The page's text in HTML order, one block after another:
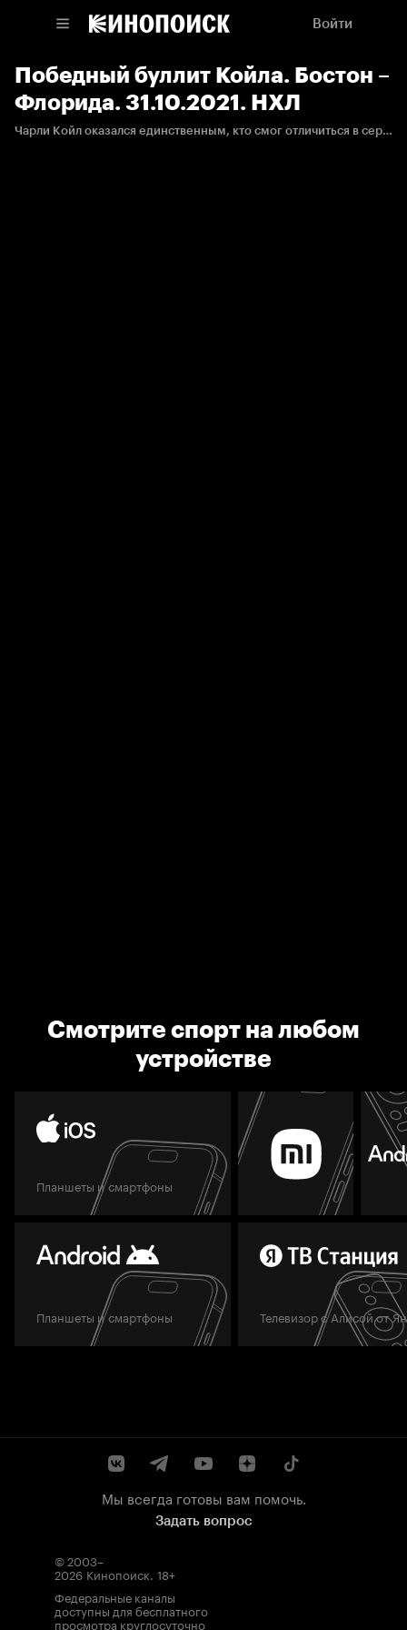
Войти
Победный буллит Койла. Бостон –
Флорида. 31.10.2021. НХЛ
Чарли Койл оказался единственным, кто смог отличиться в серии буллитов.
Смотрите спорт на любом
устройстве
Планшеты и смартфоны
Планшеты и смартфоны Телевизор с Алисой от
Мы всегда готовы вам помочь.
Задать вопрос
© 2003–
2026 Кинопоиск. 18+
Федеральные каналы
доступны для бесплатного
просмотра круглосуточно